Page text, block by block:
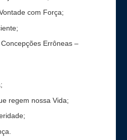
com Força;
Errôneas –
regem nossa Vida;